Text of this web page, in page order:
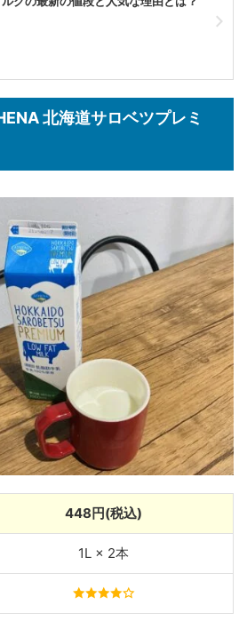
北海道サロベツプレミ
448円(税込)
1L × 2本